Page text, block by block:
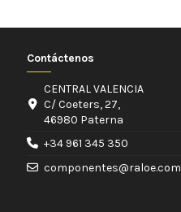
Contáctenos
CENTRAL VALENCIA
C/ Coeters, 27,
46980 Paterna
+34 961 345 350
componentes@raloe.com